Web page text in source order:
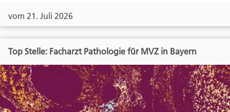
vom 21. Juli 2026
Top Stelle: Facharzt Pathologie für MVZ in Bayern